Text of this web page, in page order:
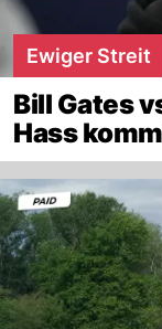
Ewiger Streit
Bill Gates
Hass